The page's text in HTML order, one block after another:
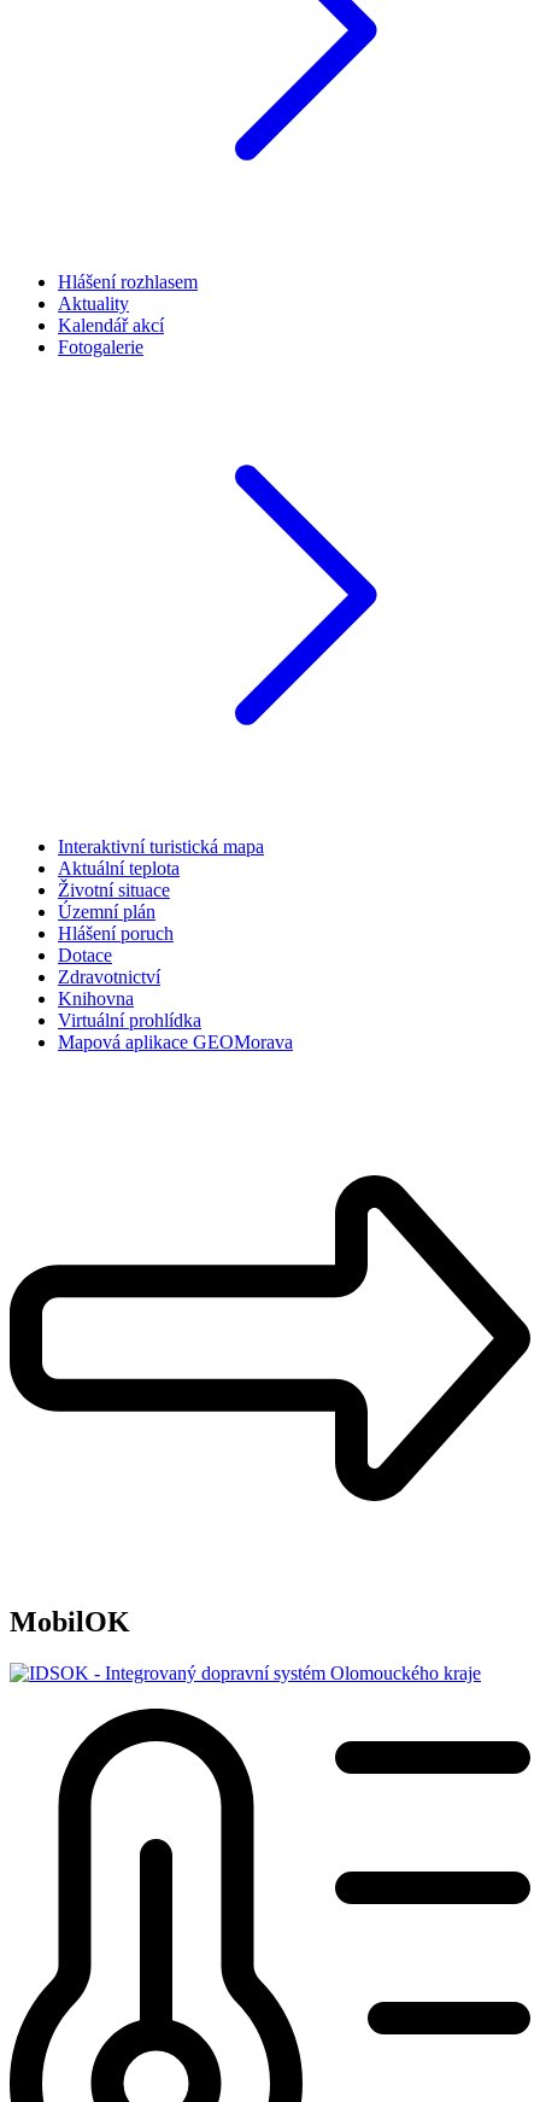
Hlášení rozhlasem
Aktuality
Kalendář akcí
Fotogalerie
Interaktivní turistická mapa
Aktuální teplota
Životní situace
Územní plán
Hlášení poruch
Dotace
Zdravotnictví
Knihovna
Virtuální prohlídka
Mapová aplikace GEOMorava
MobilOK